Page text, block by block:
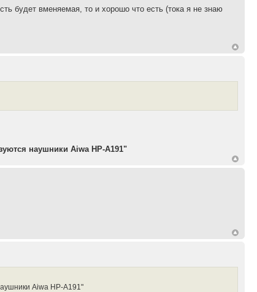
будет вменяемая, то и хорошо что есть (тока я не знаю
наушники Aiwa HP-A191"
Aiwa HP-A191"